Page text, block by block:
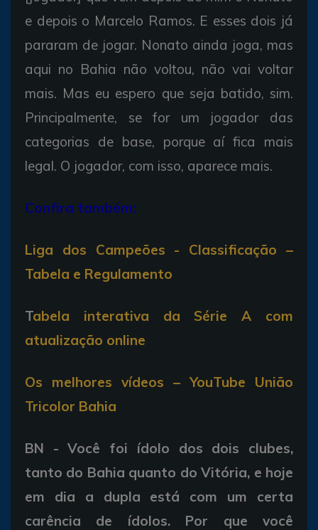
e depois o Marcelo Ramos. E esses dois já
pararam de jogar. Nonato ainda joga, mas
aqui no Bahia não voltou, não vai voltar
mais. Mas eu espero que seja batido, sim.
Principalmente, se for um jogador das
categorias de base, porque aí fica mais
legal. O jogador, com isso, aparece mais.
Confira também:
Liga dos Campeões - Classificação –
Tabela e Regulamento
Tabela interativa da Série A com
atualização online
Os melhores vídeos – YouTube União
Tricolor Bahia
BN - Você foi ídolo dos dois clubes,
tanto do Bahia quanto do Vitória, e hoje
em dia a dupla está com um certa
carência de ídolos. Por que você